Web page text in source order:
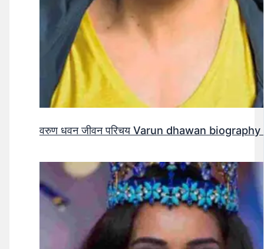
वरुण धवन जीवन परिचय Varun dhawan